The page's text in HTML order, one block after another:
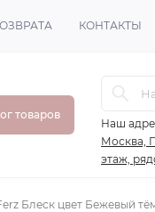
КОНТАКТЫ
товаров
Наш
Москва,
этаж,
Блеск цвет Бежевый